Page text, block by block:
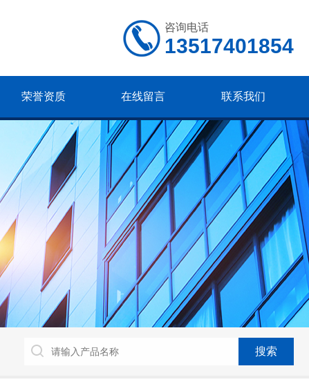
咨询电话
13517401854
荣誉资质 在线留言 联系我们